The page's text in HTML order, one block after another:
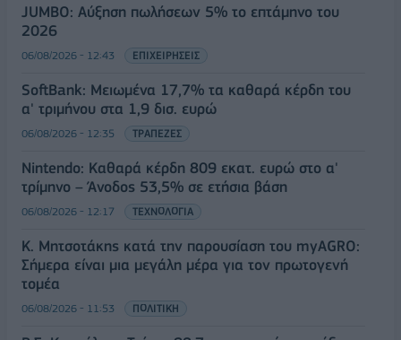
JUMBO: Αύξηση πωλήσεων 5% το επτάμηνο του
2026
06/08/2026 - 12:43 ΕΠΙΧΕΙΡΗΣΕΙΣ
SoftBank: Μειωμένα 17,7% τα καθαρά κέρδη του
α' τριμήνου στα 1,9 δισ. ευρώ
06/08/2026 - 12:35 ΤΡΑΠΕΖΕΣ
Nintendo: Καθαρά κέρδη 809 εκατ. ευρώ στο α'
τρίμηνο – Άνοδος 53,5% σε ετήσια βάση
06/08/2026 - 12:17 ΤΕΧΝΟΛΟΓΙΑ
Κ. Μητσοτάκης κατά την παρουσίαση του myAGRO:
Σήμερα είναι μια μεγάλη μέρα για τον πρωτογενή
τομέα
06/08/2026 - 11:53 ΠΟΛΙΤΙΚΗ